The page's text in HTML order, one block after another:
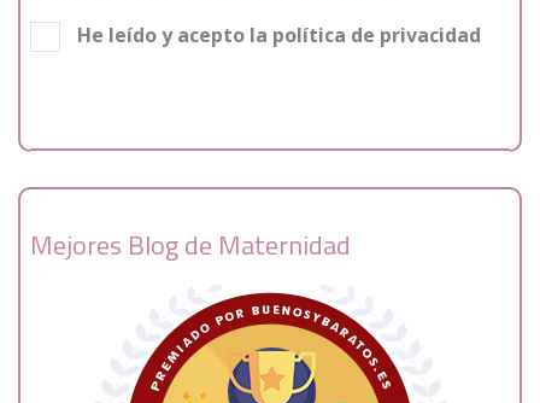
He leído y acepto la política de privacidad
Mejores Blog de Maternidad